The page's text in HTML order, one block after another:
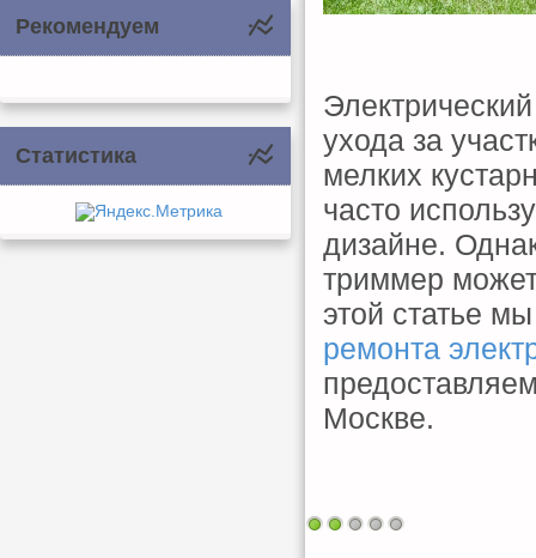
Рекомендуем
Статистика
ухода за
мелких
часто
дизайне.
триммер
этой статье
ремонта
Москве.